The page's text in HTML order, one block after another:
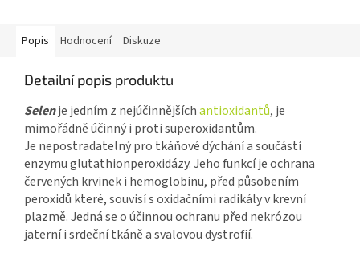
Popis Hodnocení Diskuze
Detailní popis produktu
Selenje jedním z nejúčinnějšíchantioxidantů, je
mimořádně účinný i proti superoxidantům.
Je nepostradatelný pro tkáňové dýchání a součástí
enzymu glutathionperoxidázy.Jeho funkcí je ochrana
červených krvinek i hemoglobinu, před působením
peroxidů které,souvisí s oxidačními radikály v krevní
plazmě.Jedná se o účinnou ochranu před nekrózou
jaterní i srdeční tkáně a svalovou dystrofií.